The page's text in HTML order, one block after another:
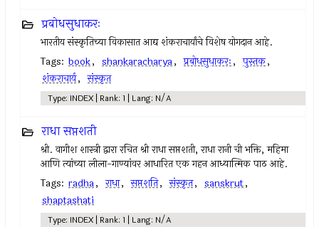
प्रबोधसुधाकरः
भारतीय संस्कृतिच्या विकासात आद्य शंकराचार्यांचे विशेष योगदान आहे.
Tags: book, shankaracharya, प्रबोधसुधाकरः, पुस्तक,
शंकराचार्य, संस्कृत
Type: INDEX | Rank: 1 | Lang: N/A
राधा सप्तशती
श्री. वागीश शास्त्री द्वारा रचित श्री राधा सप्तशती, राधा रानी ची भक्ति, महिमा
आणि त्यांच्या लीला-गाण्यांवर आधारित एक गहन आध्यात्मिक पाठ आहे.
Tags: radha, राधा, सप्तशति, संस्कृत, sanskrut,
shaptashati
Type: INDEX | Rank: 1 | Lang: N/A